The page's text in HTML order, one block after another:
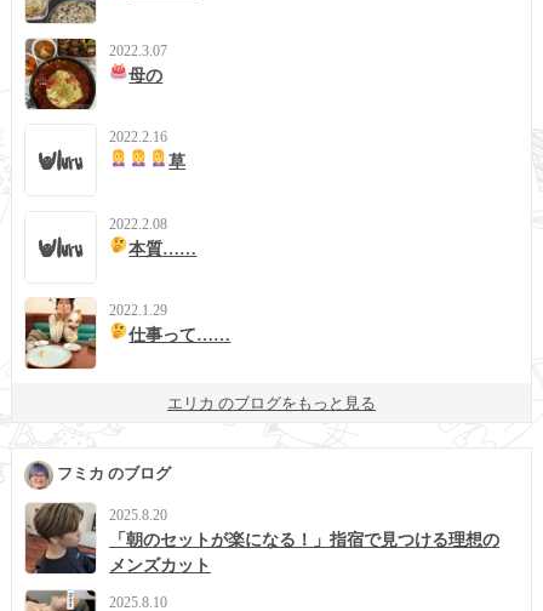
2022.3.07
母の
2022.2.16
草
2022.2.08
本質……
2022.1.29
仕事って……
エリカ のブログをもっと見る
フミカ のブログ
2025.8.20
「朝のセットが楽になる！」指宿で見つける理想の
メンズカット
2025.8.10